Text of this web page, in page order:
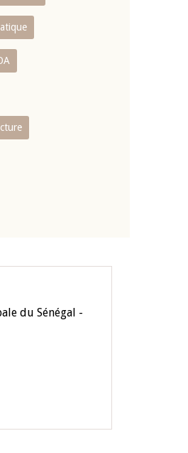
du Sénégal -